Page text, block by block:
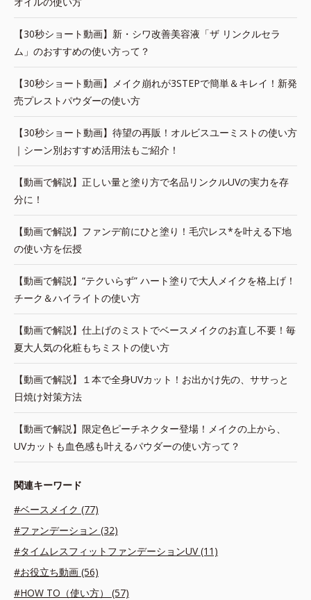
【30秒ショート動画】新・シワ改善美容液「ザ リンクルセラ
ム」のおすすめの使い方って？
【30秒ショート動画】メイク崩れが3STEPで簡単＆キレイ！新発
売プレストパウダーの使い方
【30秒ショート動画】待望の再販！オルビスユーミストの使い方
｜シーン別おすすめ活用法もご紹介！
【動画で解説】正しい量と塗り方で名品リンクルUVの実力を存
分に！
【動画で解説】ファンデ前にひと塗り！毛穴レス*を叶える下地
の使い方を伝授
【動画で解説】“テクいらず” ハート塗りで大人メイクを格上げ！
チーク＆ハイライトの使い方
【動画で解説】仕上げのミストでベースメイクのお直し不要！毎
夏大人気の化粧もちミストの使い方
【動画で解説】１本で全身UVカット！お出かけ先の、ササっと
日焼け対策方法
【動画で解説】限定色ピーチネクター登場！メイクの上から、
UVカットも血色感も叶えるパウダーの使い方って？
関連キーワード
#ベースメイク (77)
#ファンデーション (32)
#タイムレスフィットファンデーションUV (11)
#お役立ち動画 (56)
#HOW TO（使い方） (57)